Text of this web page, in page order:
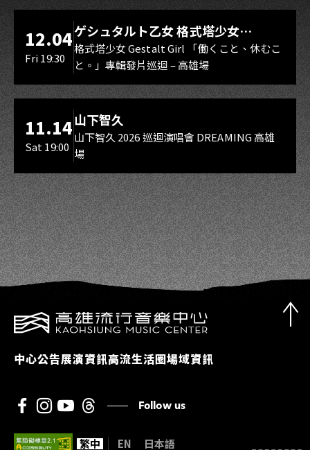
LIVE WAREHOUSE 小庫
12.04
Fri 19:30
ゲシュタルト乙女 格式塔少女
Gestalt Girl
格式塔少女 Gestalt Girl 「働くこと、休むこ
と。」專輯發片巡迴 – 高雄場
11.14
Sat 19:00
山下智久
山下智久 2026 巡迴演唱會 DREAMING 高雄
場
中心公告展演資訊高流生活圈場域資訊
Follow us
繁中 EN 日本語